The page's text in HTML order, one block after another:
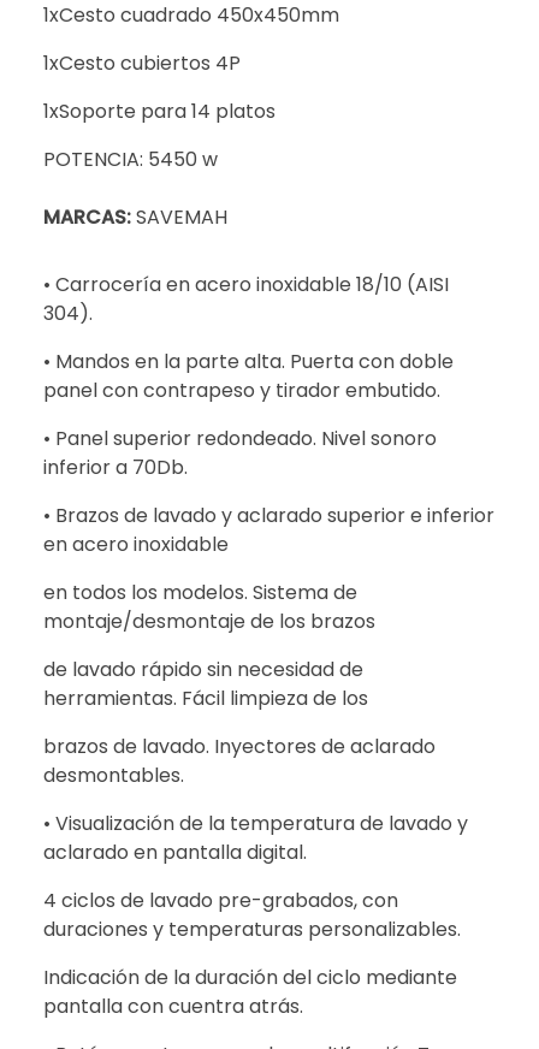
1xCesto cuadrado 450x450mm
1xCesto cubiertos 4P
1xSoporte para 14 platos
POTENCIA: 5450 w
MARCAS:SAVEMAH
• Carrocería en acero inoxidable 18/10 (AISI
304).
• Mandos en la parte alta. Puerta con doble
panel con contrapeso y tirador embutido.
• Panel superior redondeado. Nivel sonoro
inferior a 70Db.
• Brazos de lavado y aclarado superior e inferior
en acero inoxidable
en todos los modelos. Sistema de
montaje/desmontaje de los brazos
de lavado rápido sin necesidad de
herramientas. Fácil limpieza de los
brazos de lavado. Inyectores de aclarado
desmontables.
• Visualización de la temperatura de lavado y
aclarado en pantalla digital.
4 ciclos de lavado pre-grabados, con
duraciones y temperaturas personalizables.
Indicación de la duración del ciclo mediante
pantalla con cuentra atrás.